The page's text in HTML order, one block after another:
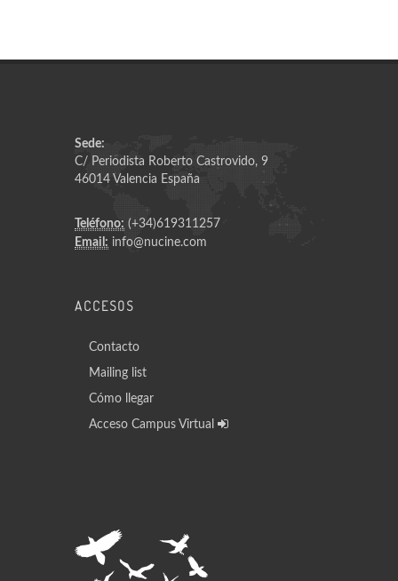
Sede:
C/ Periodista Roberto Castrovido, 9
46014 Valencia España
Teléfono: (+34)619311257
Email: info@nucine.com
ACCESOS
Contacto
Mailing list
Cómo llegar
Acceso Campus Virtual